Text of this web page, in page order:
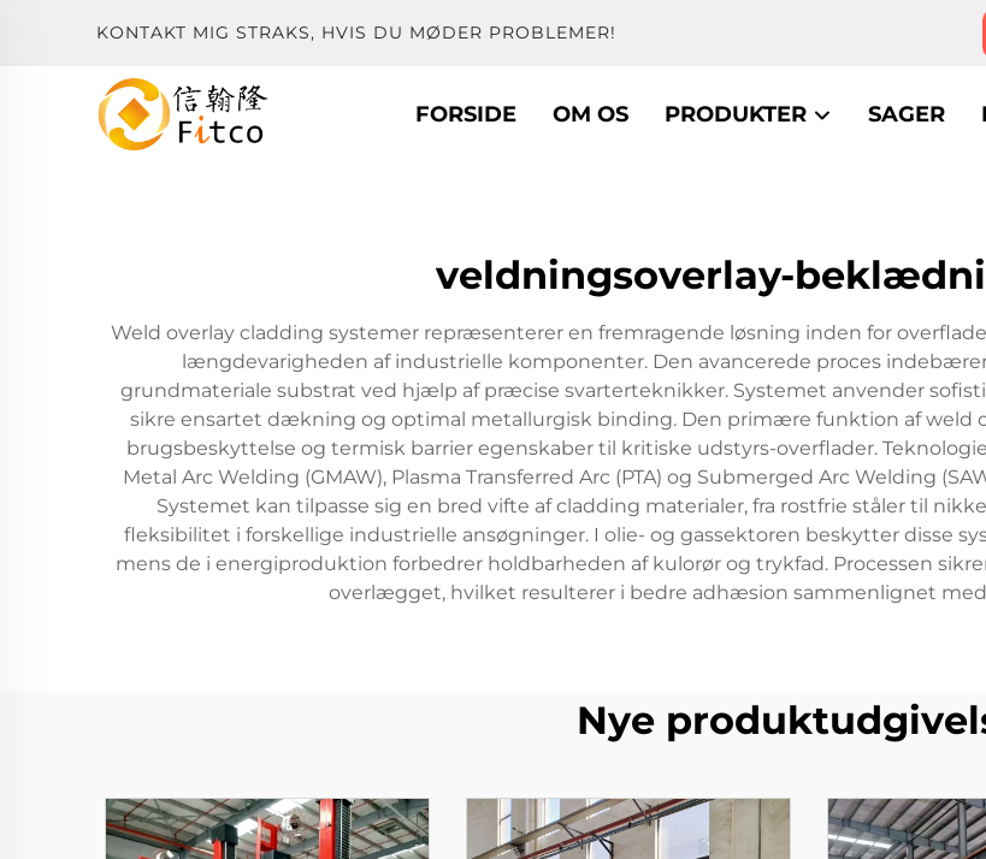
KONTAKT MIG STRAKS, HVIS DU MØDER PROBLEMER!
FORSIDE OM OS PRODUKTER SAGER
veldningsoverlay-
Weld overlay cladding systemer repræsenterer en fremragende løsning inden for
længdevarigheden af industrielle komponenter. Den avancerede proces
grundmateriale substrat ved hjælp af præcise svarterteknikker. Systemet anvender
sikre ensartet dækning og optimal metallurgisk binding. Den primære funktion af weld
brugsbeskyttelse og termisk barrier egenskaber til kritiske udstyrs-overflader.
Metal Arc Welding (GMAW), Plasma Transferred Arc (PTA) og Submerged Arc Welding
Systemet kan tilpasse sig en bred vifte af cladding materialer, fra rostfrie ståler til
fleksibilitet i forskellige industrielle ansøgninger. I olie- og gassektoren beskytter disse
mens de i energiproduktion forbedrer holdbarheden af kulorør og trykfad. Processen
overlægget, hvilket resulterer i bedre adhæsion sammenlignet
Nye